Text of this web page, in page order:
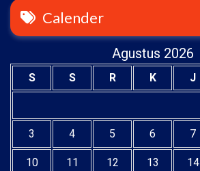
Calender
Agustus 2026
S S R K J
3 4 5 6 7
10 11 12 13 14